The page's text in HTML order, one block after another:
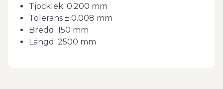
Tjocklek: 0.200 mm
Tolerans ± 0.008 mm
Bredd: 150 mm
Längd: 2500 mm